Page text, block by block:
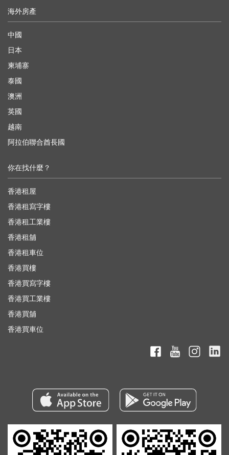
海外房產
中國
日本
柬埔寨
泰國
澳洲
英國
越南
阿拉伯聯合酋長國
你在找什麼？
香港租屋
香港租寫字樓
香港租工業樓
香港租舖
香港租車位
香港買樓
香港買寫字樓
香港買工業樓
香港買舖
香港買車位